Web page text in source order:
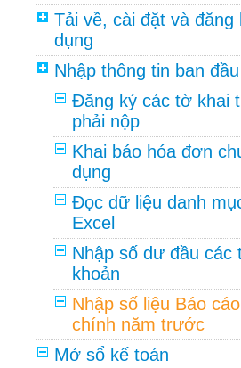
Tải về, cài đặt và đăng
dụng
Nhập thông tin ban đầu
Đăng ký các tờ khai
phải nộp
Khai báo hóa đơn
dụng
Đọc dữ liệu danh
Excel
Nhập số dư đầu các
khoản
Nhập số liệu Báo
chính năm trước
Mở sổ kế toán